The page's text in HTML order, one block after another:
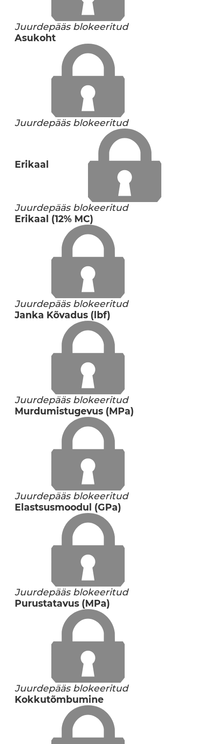
Juurdepääs blokeeritud
Asukoht
Juurdepääs blokeeritud
Erikaal
Juurdepääs blokeeritud
Erikaal (12% MC)
Juurdepääs blokeeritud
Janka Kõvadus (lbf)
Juurdepääs blokeeritud
Murdumistugevus (MPa)
Juurdepääs blokeeritud
Elastsusmoodul (GPa)
Juurdepääs blokeeritud
Purustatavus (MPa)
Juurdepääs blokeeritud
Kokkutõmbumine